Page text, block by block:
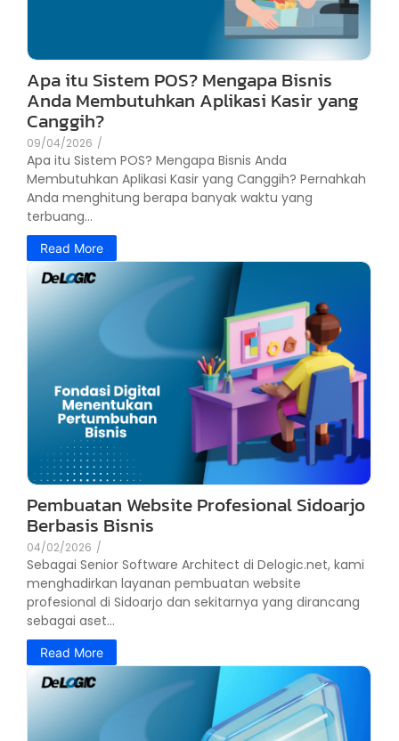
Apa itu Sistem POS? Mengapa Bisnis
Anda Membutuhkan Aplikasi Kasir yang
Canggih?
09/04/2026 /
Apa itu Sistem POS? Mengapa Bisnis Anda
Membutuhkan Aplikasi Kasir yang Canggih? Pernahkah
Anda menghitung berapa banyak waktu yang
terbuang...
Read More
Pembuatan Website Profesional Sidoarjo
Berbasis Bisnis
04/02/2026 /
Sebagai Senior Software Architect di Delogic.net, kami
menghadirkan layanan pembuatan website
profesional di Sidoarjo dan sekitarnya yang dirancang
sebagai aset...
Read More